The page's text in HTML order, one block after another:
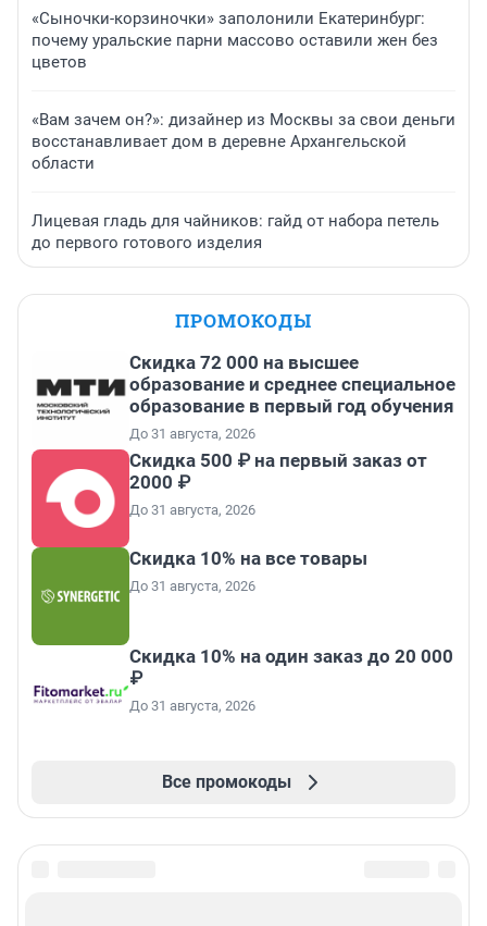
«Сыночки-корзиночки» заполонили Екатеринбург:
почему уральские парни массово оставили жен без
цветов
«Вам зачем он?»: дизайнер из Москвы за свои деньги
восстанавливает дом в деревне Архангельской
области
Лицевая гладь для чайников: гайд от набора петель
до первого готового изделия
ПРОМОКОДЫ
Скидка 72 000 на высшее
образование и среднее специальное
образование в первый год обучения
До 31 августа, 2026
Скидка 500 ₽ на первый заказ от
2000 ₽
До 31 августа, 2026
Скидка 10% на все товары
До 31 августа, 2026
Скидка 10% на один заказ до 20 000
₽
До 31 августа, 2026
Все промокоды